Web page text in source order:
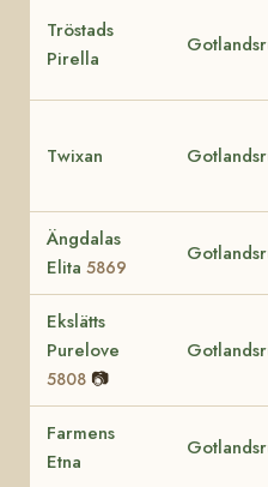
Tröstads
Pirella
Twixan
Ängdalas
Elita 5869
Ekslätts
Purelove
5808 📷
Farmens
Etna